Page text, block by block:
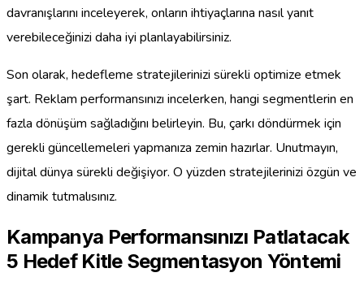
davranışlarını inceleyerek, onların ihtiyaçlarına nasıl yanıt
verebileceğinizi daha iyi planlayabilirsiniz.
Son olarak, hedefleme stratejilerinizi sürekli optimize etmek
şart. Reklam performansınızı incelerken, hangi segmentlerin en
fazla dönüşüm sağladığını belirleyin. Bu, çarkı döndürmek için
gerekli güncellemeleri yapmanıza zemin hazırlar. Unutmayın,
dijital dünya sürekli değişiyor. O yüzden stratejilerinizi özgün ve
dinamik tutmalısınız.
Kampanya Performansınızı Patlatacak
5 Hedef Kitle Segmentasyon Yöntemi